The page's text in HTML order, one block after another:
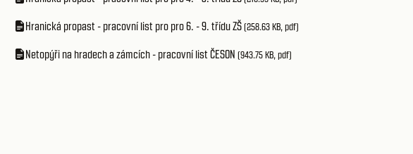
Hranická propast - pracovní list pro pro 6. - 9. třídu ZŠ(258.63 KB, pdf)
Netopýři na hradech a zámcích - pracovní list ČESON (943.75 KB, pdf)